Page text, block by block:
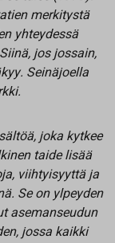
merkitystä
yhteydessä
jos jossain,
Seinäjoella
joka kytkee
taide lisää
viihtyisyyttä ja
Se on ylpeyden
asemanseudun
jossa kaikki